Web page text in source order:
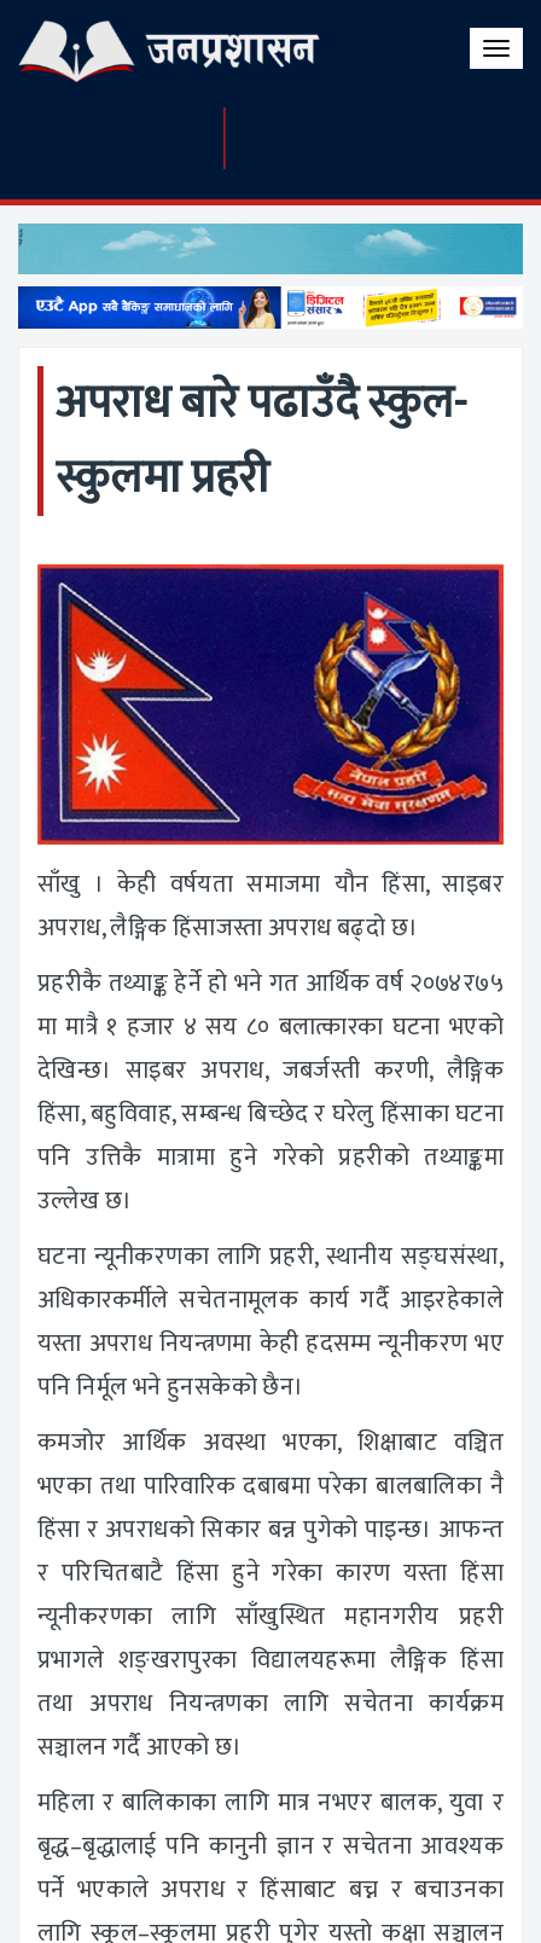
Toggle
अपराध बारे पढाउँदै स्कुल-
स्कुलमा प्रहरी
साँखु । केही वर्षयता समाजमा यौन हिंसा, साइबर
अपराध, लैङ्गिक हिंसाजस्ता अपराध बढ्दो छ।
प्रहरीकै तथ्याङ्क हेर्ने हो भने गत आर्थिक वर्ष २०७४र७५
मा मात्रै १ हजार ४ सय ८० बलात्कारका घटना भएको
देखिन्छ। साइबर अपराध, जबर्जस्ती करणी, लैङ्गिक
हिंसा, बहुविवाह, सम्बन्ध बिच्छेद र घरेलु हिंसाका घटना
पनि उत्तिकै मात्रामा हुने गरेको प्रहरीको तथ्याङ्कमा
उल्लेख छ।
घटना न्यूनीकरणका लागि प्रहरी, स्थानीय सङ्घसंस्था,
अधिकारकर्मीले सचेतनामूलक कार्य गर्दै आइरहेकाले
यस्ता अपराध नियन्त्रणमा केही हदसम्म न्यूनीकरण भए
पनि निर्मूल भने हुनसकेको छैन।
कमजोर आर्थिक अवस्था भएका, शिक्षाबाट वञ्चित
भएका तथा पारिवारिक दबाबमा परेका बालबालिका नै
हिंसा र अपराधको सिकार बन्न पुगेको पाइन्छ। आफन्त
र परिचितबाटै हिंसा हुने गरेका कारण यस्ता हिंसा
न्यूनीकरणका लागि साँखुस्थित महानगरीय प्रहरी
प्रभागले शङ्खरापुरका विद्यालयहरूमा लैङ्गिक हिंसा
तथा अपराध नियन्त्रणका लागि सचेतना कार्यक्रम
सञ्चालन गर्दै आएको छ।
महिला र बालिकाका लागि मात्र नभएर बालक, युवा र
बृद्ध–बृद्धालाई पनि कानुनी ज्ञान र सचेतना आवश्यक
पर्ने भएकाले अपराध र हिंसाबाट बच्न र बचाउनका
लागि स्कूल–स्कूलमा प्रहरी पुगेर यस्तो कक्षा सञ्चालन